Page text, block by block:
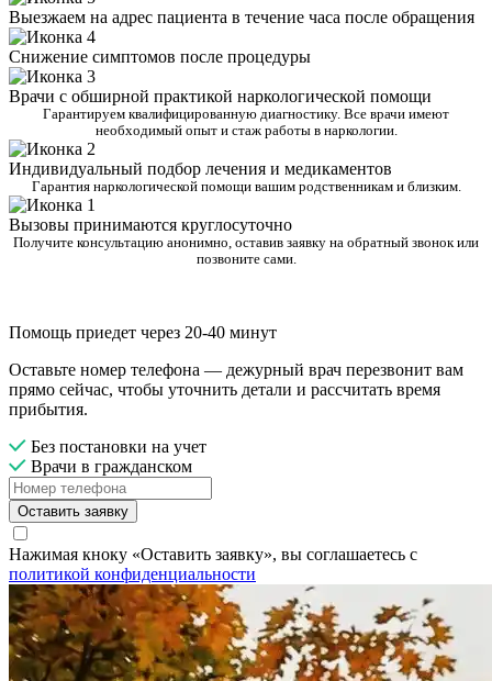
Выезжаем на адрес пациента в течение часа после обращения
Снижение симптомов после процедуры
Врачи с обширной практикой наркологической помощи
Гарантируем квалифицированную диагностику. Все врачи имеют
необходимый опыт и стаж работы в наркологии.
Индивидуальный подбор лечения и медикаментов
Гарантия наркологической помощи вашим родственникам и близким.
Вызовы принимаются круглосуточно
Получите консультацию анонимно, оставив заявку на обратный звонок или
позвоните сами.
Помощь приедет через 20-40 минут
Оставьте номер телефона — дежурный врач перезвонит вам
прямо сейчас, чтобы уточнить детали и рассчитать время
прибытия.
Без постановки на учет
Врачи в гражданском
Оставить заявку
Нажимая кноку «Оставить заявку», вы соглашаетесь с
политикой конфиденциальности